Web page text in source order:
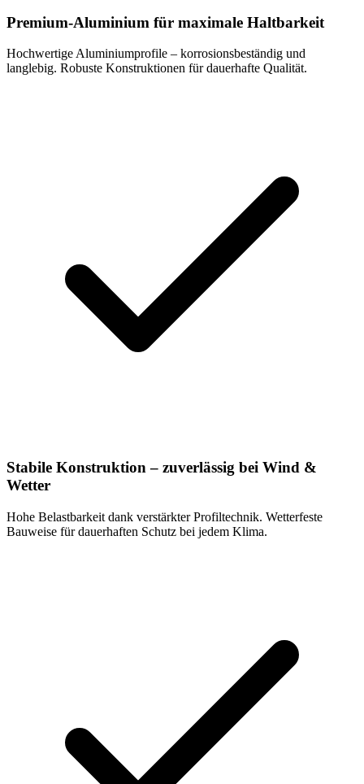
Premium-Aluminium für maximale Haltbarkeit
Hochwertige Aluminiumprofile – korrosionsbeständig und
langlebig. Robuste Konstruktionen für dauerhafte Qualität.
Stabile Konstruktion – zuverlässig bei Wind &
Wetter
Hohe Belastbarkeit dank verstärkter Profiltechnik. Wetterfeste
Bauweise für dauerhaften Schutz bei jedem Klima.